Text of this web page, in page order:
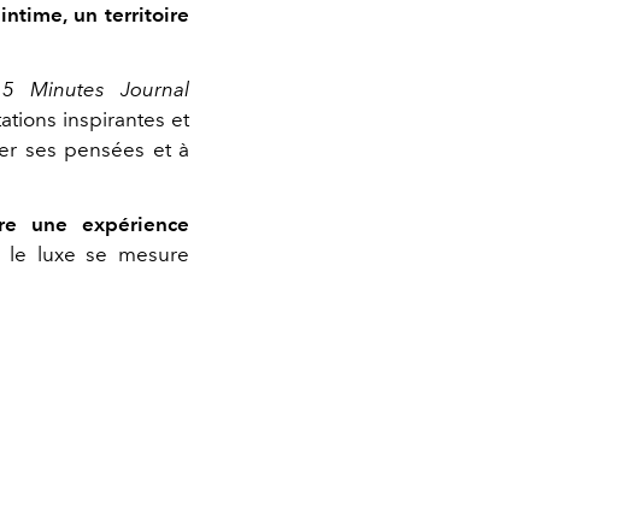
un territoire
5 Minutes Journal
inspirantes et
ses pensées et à
une expérience
luxe se mesure